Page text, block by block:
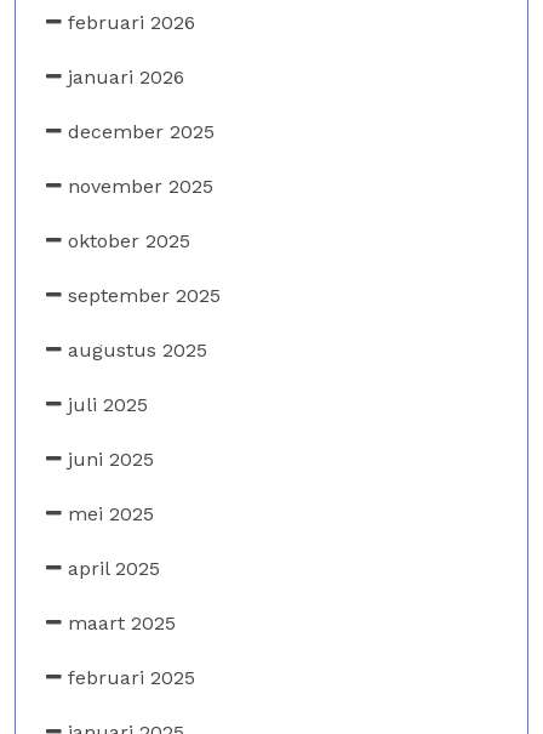
februari 2026
januari 2026
december 2025
november 2025
oktober 2025
september 2025
augustus 2025
juli 2025
juni 2025
mei 2025
april 2025
maart 2025
februari 2025